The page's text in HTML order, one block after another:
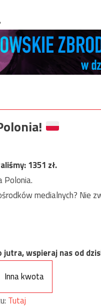
1351 zł.
Polonia.
medialnych? Nie
wspieraj nas od
Inna kwota
Tutaj